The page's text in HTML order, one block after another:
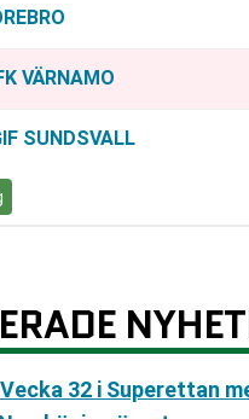
VÄRNAMO
SUNDSVALL
Vecka 32 i Superettan